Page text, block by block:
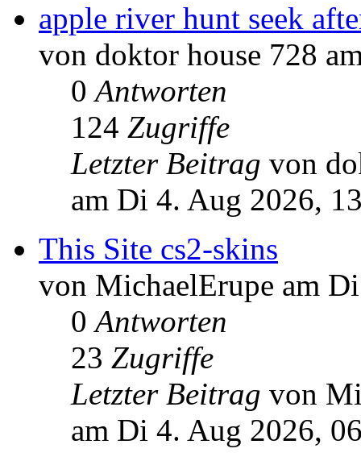
apple river hunt seek
von doktor house 728
0Antworten
124 Zugriffe
Letzter Beitrag von
am Di 4. Aug 2026,
This Site cs2-skins
von MichaelErupe am
0Antworten
23 Zugriffe
Letzter Beitrag von
am Di 4. Aug 2026,